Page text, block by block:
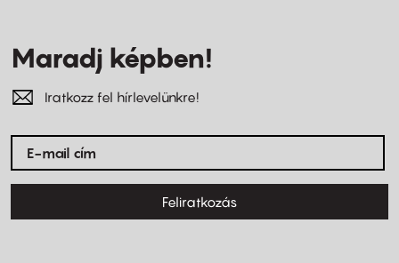
Maradj képben!
Iratkozz fel hírlevelünkre!
Feliratkozás